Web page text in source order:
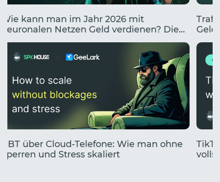
Wie kann man im Jahr 2026 mit
neuronalen Netzen Geld verdienen? Die
10 besten Wege, mit KI Geld zu verdienen.
UBT über Cloud-Telefone: Wie man ohne
Sperren und Stress skaliert